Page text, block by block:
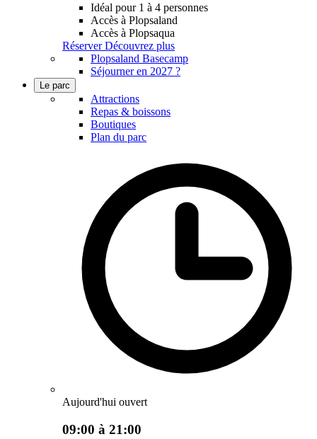
Idéal pour 1 à 4 personnes
Accès à Plopsaland
Accès à Plopsaqua
Réserver Découvrez plus
Plopsaland Basecamp
Séjourner en 2027 ?
Le parc
Attractions
Repas & boissons
Boutiques
Plan du parc
Aujourd'hui ouvert
09:00 à 21:00